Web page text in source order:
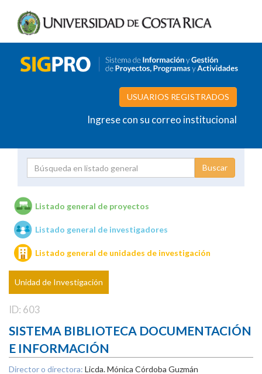
USUARIOS REGISTRADOS
Ingrese con su correo institucional
Unidades de investigación
Listado general de proyectos
Listado general de investigadores
Listado general de unidades de investigación
Unidad de Investigación
ID: 603
SISTEMA BIBLIOTECA DOCUMENTACIÓN
E INFORMACIÓN
Director o directora: Licda. Mónica Córdoba Guzmán